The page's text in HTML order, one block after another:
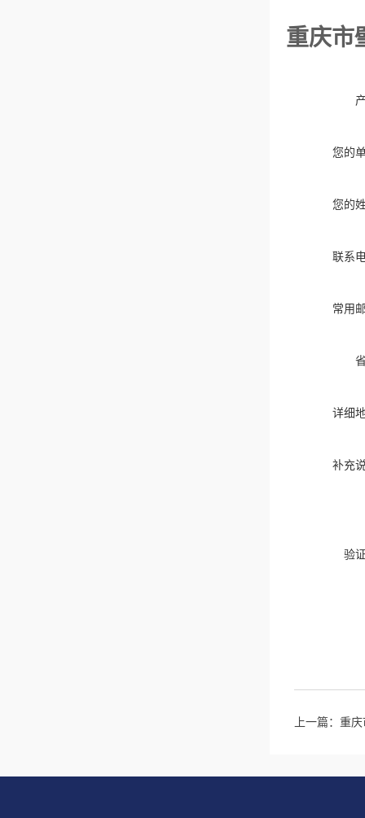
重庆市
您的
您的
联系
常用
详细
补充
验
上一篇： 重庆